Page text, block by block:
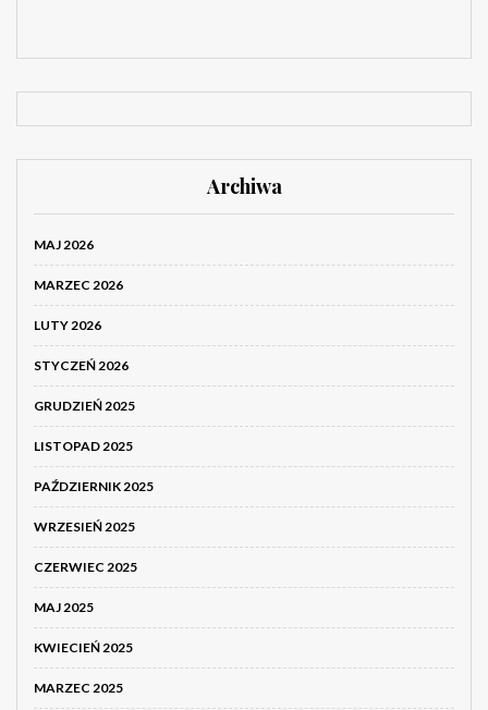
Archiwa
MAJ 2026
MARZEC 2026
LUTY 2026
STYCZEŃ 2026
GRUDZIEŃ 2025
LISTOPAD 2025
PAŹDZIERNIK 2025
WRZESIEŃ 2025
CZERWIEC 2025
MAJ 2025
KWIECIEŃ 2025
MARZEC 2025